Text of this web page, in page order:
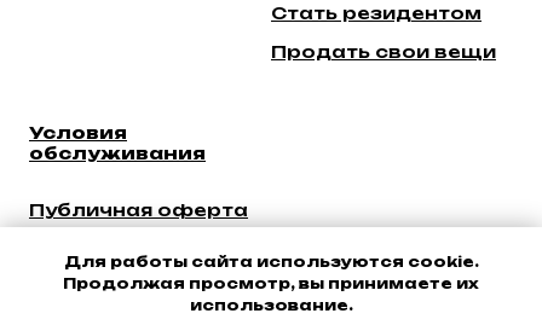
Для работы сайта используются cookie.
Продолжая просмотр, вы принимаете их
использование.
Стать резидентом
Продать свои вещи
Условия
обслуживания
Публичная оферта
конфиденциальности
Уcловия возврата